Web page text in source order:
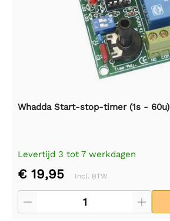
Whadda Start-stop-timer (1s - 60u)
Levertijd 3 tot 7 werkdagen
€ 19,95 Incl. BTW